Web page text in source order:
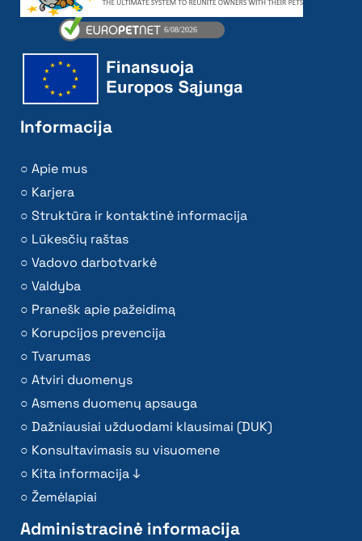
Informacija
Apie mus
Karjera
Struktūra ir kontaktinė informacija
Lūkesčių raštas
Vadovo darbotvarkė
Valdyba
Pranešk apie pažeidimą
Korupcijos prevencija
Tvarumas
Atviri duomenys
Asmens duomenų apsauga
Dažniausiai užduodami klausimai (DUK)
Konsultavimasis su visuomene
Kita informacija ↓
Žemėlapiai
Administracinė informacija